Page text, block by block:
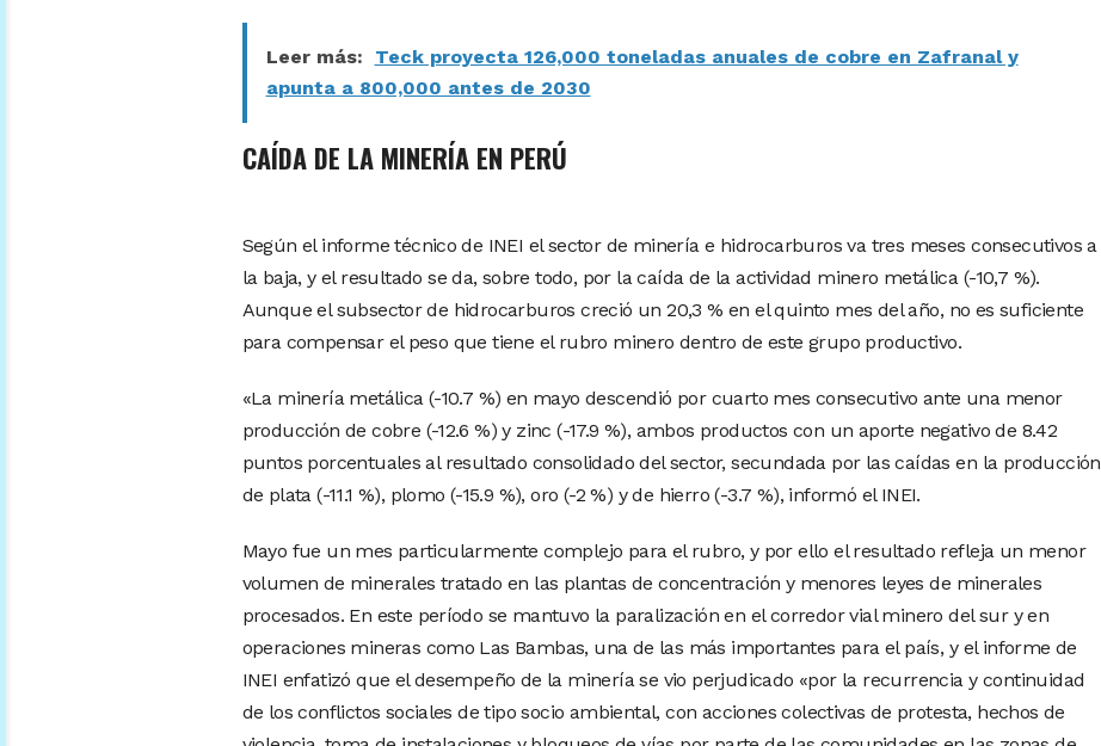
Leer más:
Teck proyecta 126,000 toneladas anuales de cobre en Zafranal y
apunta a 800,000 antes de 2030
CAÍDA DE LA MINERÍA EN PERÚ
Según el informe técnico de INEI el sector de minería e hidrocarburos va tres meses consecutivos a
la baja, y el resultado se da, sobre todo, por la caída de la actividad minero metálica (-10,7 %).
Aunque el subsector de hidrocarburos creció un 20,3 % en el quinto mes del año, no es suficiente
para compensar el peso que tiene el rubro minero dentro de este grupo productivo.
«La minería metálica (-10.7 %) en mayo descendió por cuarto mes consecutivo ante una menor
producción de cobre (-12.6 %) y zinc (-17.9 %), ambos productos con un aporte negativo de 8.42
puntos porcentuales al resultado consolidado del sector, secundada por las caídas en la producción
de plata (-11.1 %), plomo (-15.9 %), oro (-2 %) y de hierro (-3.7 %), informó el INEI.
Mayo fue un mes particularmente complejo para el rubro, y por ello el resultado refleja un menor
volumen de minerales tratado en las plantas de concentración y menores leyes de minerales
procesados. En este período se mantuvo la paralización en el corredor vial minero del sur y en
operaciones mineras como Las Bambas, una de las más importantes para el país, y el informe de
INEI enfatizó que el desempeño de la minería se vio perjudicado «por la recurrencia y continuidad
de los conflictos sociales de tipo socio ambiental, con acciones colectivas de protesta, hechos de